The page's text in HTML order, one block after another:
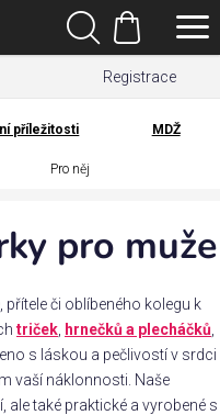
Registrace
Hledat
Nákupní
košík
příležitosti MDŽ
Pro něj
pro muže
či oblíbeného kolegu k
triček hrnečků a plecháčků
s láskou a pečlivostí v srdci
vaší náklonnosti. Naše
ale také praktické a vyrobené s